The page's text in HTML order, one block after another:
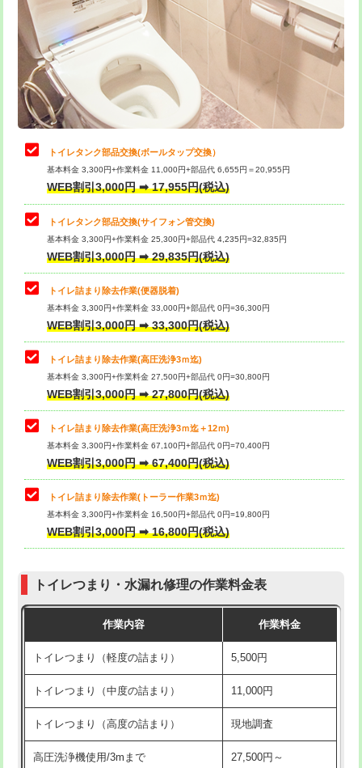
トイレタンク部品交換(ボールタップ交換）
基本料金 3,300円+作業料金 11,000円+部品代 6,655円＝20,955円
WEB割引3,000円 ➡ 17,955円(税込)
トイレタンク部品交換(サイフォン管交換)
基本料金 3,300円+作業料金 25,300円+部品代 4,235円=32,835円
WEB割引3,000円 ➡ 29,835円(税込)
トイレ詰まり除去作業(便器脱着)
基本料金 3,300円+作業料金 33,000円+部品代 0円=36,300円
WEB割引3,000円 ➡ 33,300円(税込)
トイレ詰まり除去作業(高圧洗浄3ｍ迄)
基本料金 3,300円+作業料金 27,500円+部品代 0円=30,800円
WEB割引3,000円 ➡ 27,800円(税込)
トイレ詰まり除去作業(高圧洗浄3ｍ迄＋12ｍ)
基本料金 3,300円+作業料金 67,100円+部品代 0円=70,400円
WEB割引3,000円 ➡ 67,400円(税込)
トイレ詰まり除去作業(トーラー作業3ｍ迄)
基本料金 3,300円+作業料金 16,500円+部品代 0円=19,800円
WEB割引3,000円 ➡ 16,800円(税込)
トイレつまり・水漏れ修理の作業料金表
作業内容 作業料金
トイレつまり（軽度の詰まり） 5,500円
トイレつまり（中度の詰まり） 11,000円
トイレつまり（高度の詰まり） 現地調査
高圧洗浄機使用/3mまで
27,500円～